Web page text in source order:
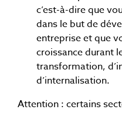
c’est-à-dire que
dans le but de
entreprise et que
croissance durant
transformation,
d’internalisation.
Attention : certains